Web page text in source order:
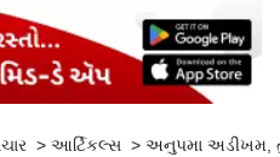
> આર્ટિકલ્સ > અનુપમા અડીખમ,